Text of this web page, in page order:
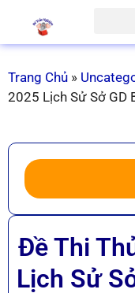
Trang Chủ »
2025 Lịch Sử Sở GD
Đề Thi
Lịch Sử